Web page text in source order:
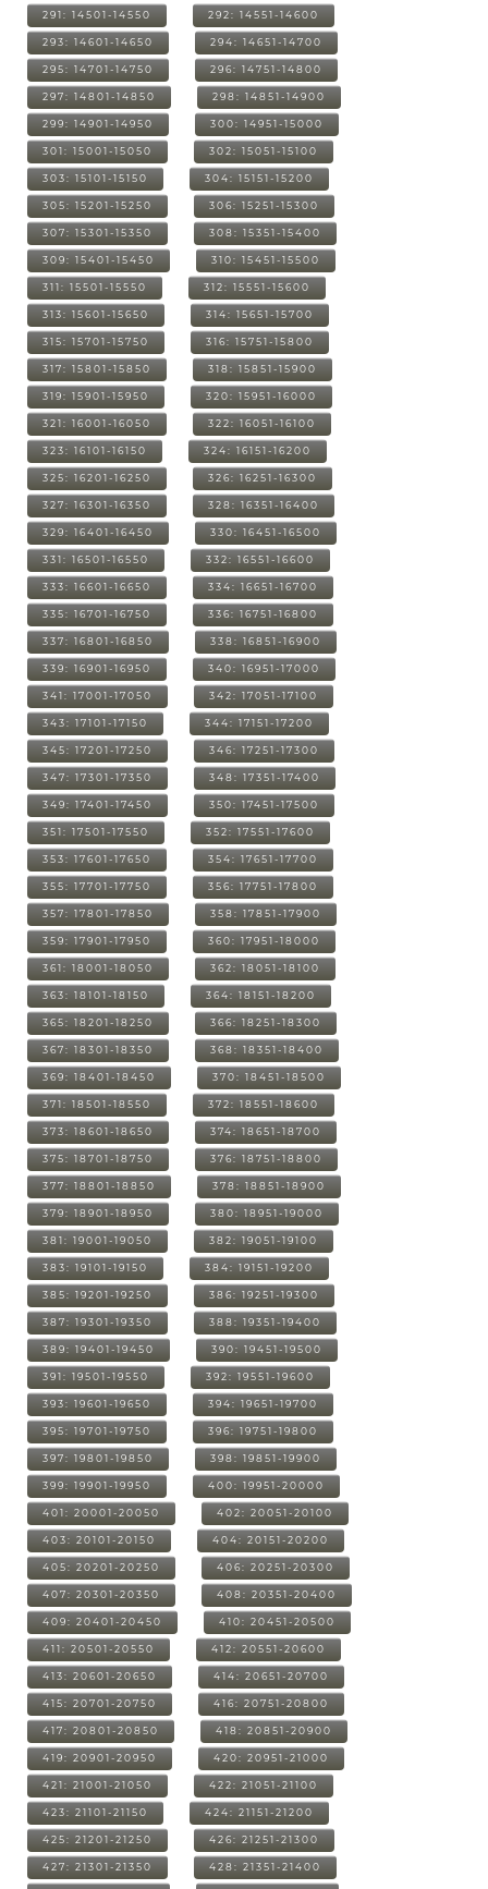
291: 14501-14550 292: 14551-14600
293: 14601-14650 294: 14651-14700
295: 14701-14750 296: 14751-14800
297: 14801-14850 298: 14851-14900
299: 14901-14950 300: 14951-15000
301: 15001-15050 302: 15051-15100
303: 15101-15150 304: 15151-15200
305: 15201-15250 306: 15251-15300
307: 15301-15350 308: 15351-15400
309: 15401-15450 310: 15451-15500
311: 15501-15550 312: 15551-15600
313: 15601-15650 314: 15651-15700
315: 15701-15750 316: 15751-15800
317: 15801-15850 318: 15851-15900
319: 15901-15950 320: 15951-16000
321: 16001-16050 322: 16051-16100
323: 16101-16150 324: 16151-16200
325: 16201-16250 326: 16251-16300
327: 16301-16350 328: 16351-16400
329: 16401-16450 330: 16451-16500
331: 16501-16550 332: 16551-16600
333: 16601-16650 334: 16651-16700
335: 16701-16750 336: 16751-16800
337: 16801-16850 338: 16851-16900
339: 16901-16950 340: 16951-17000
341: 17001-17050 342: 17051-17100
343: 17101-17150 344: 17151-17200
345: 17201-17250 346: 17251-17300
347: 17301-17350 348: 17351-17400
349: 17401-17450 350: 17451-17500
351: 17501-17550 352: 17551-17600
353: 17601-17650 354: 17651-17700
355: 17701-17750 356: 17751-17800
357: 17801-17850 358: 17851-17900
359: 17901-17950 360: 17951-18000
361: 18001-18050 362: 18051-18100
363: 18101-18150 364: 18151-18200
365: 18201-18250 366: 18251-18300
367: 18301-18350 368: 18351-18400
369: 18401-18450 370: 18451-18500
371: 18501-18550 372: 18551-18600
373: 18601-18650 374: 18651-18700
375: 18701-18750 376: 18751-18800
377: 18801-18850 378: 18851-18900
379: 18901-18950 380: 18951-19000
381: 19001-19050 382: 19051-19100
383: 19101-19150 384: 19151-19200
385: 19201-19250 386: 19251-19300
387: 19301-19350 388: 19351-19400
389: 19401-19450 390: 19451-19500
391: 19501-19550 392: 19551-19600
393: 19601-19650 394: 19651-19700
395: 19701-19750 396: 19751-19800
397: 19801-19850 398: 19851-19900
399: 19901-19950 400: 19951-20000
401: 20001-20050 402: 20051-20100
403: 20101-20150 404: 20151-20200
405: 20201-20250 406: 20251-20300
407: 20301-20350 408: 20351-20400
409: 20401-20450 410: 20451-20500
411: 20501-20550 412: 20551-20600
413: 20601-20650 414: 20651-20700
415: 20701-20750 416: 20751-20800
417: 20801-20850 418: 20851-20900
419: 20901-20950 420: 20951-21000
421: 21001-21050 422: 21051-21100
423: 21101-21150 424: 21151-21200
425: 21201-21250 426: 21251-21300
427: 21301-21350 428: 21351-21400